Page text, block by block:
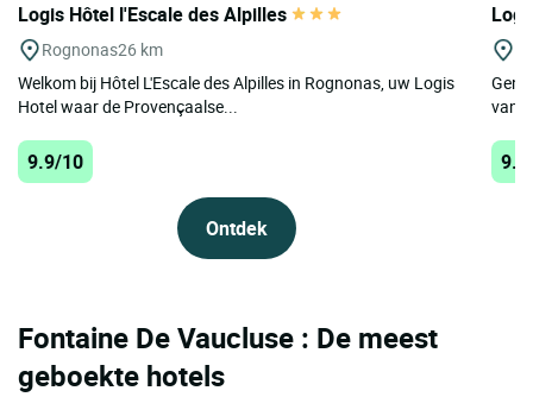
Logis Hôtel l'Escale des Alpilles
Rognonas26 km
Welkom bij Hôtel L'Escale des Alpilles in Rognonas, uw Logis
Hotel waar de Provençaalse...
9.9/10
Ontdek
van
Fontaine De Vaucluse : De meest
geboekte hotels